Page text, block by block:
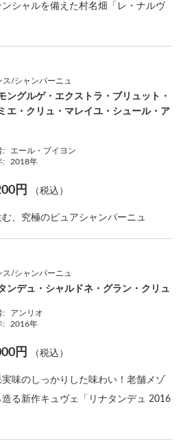
シャルを備えた村名畑「レ・ナルヴ
ス/シャンパーニュ
ングルゲ・エクストラ・ブリュット・
エ・クリュ・マレイユ・シュール・ア
:
エール・プイヨン
:
2018年
円 （税込）
、究極のピュアシャンパーニュ
ス/シャンパーニュ
ンデュ・シャルドネ・グラン・クリュ
:
アンリオ
:
2016年
円 （税込）
味のしっかりした味わい！老舗メゾ
る新作キュヴェ「リナタンデュ 2016